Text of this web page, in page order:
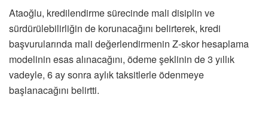
Ataoğlu, kredilendirme sürecinde mali disiplin ve
sürdürülebilirliğin de korunacağını belirterek, kredi
başvurularında mali değerlendirmenin Z-skor hesaplama
modelinin esas alınacağını, ödeme şeklinin de 3 yıllık
vadeyle, 6 ay sonra aylık taksitlerle ödenmeye
başlanacağını belirtti.